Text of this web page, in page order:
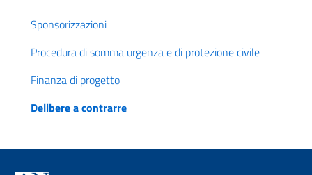
Sponsorizzazioni
Procedura di somma urgenza e di protezione civile
Finanza di progetto
Delibere a contrarre